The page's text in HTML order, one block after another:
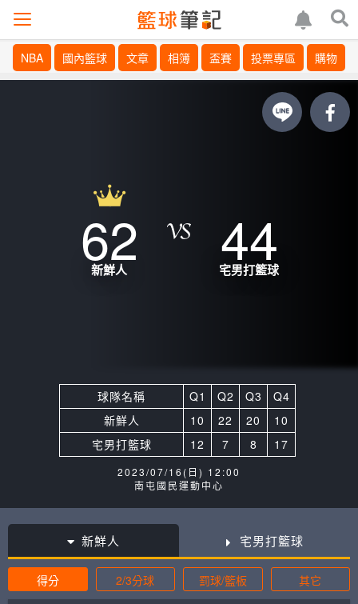
NBA 國內籃球 文章 相簿 盃賽 投票專區 購物
62
新鮮人 44
宅男打籃球
球隊名稱 Q1 Q2 Q3
Q4
新鮮人
10 22 20
10
宅男打籃球
12 7 8 17
2023/07/16(日) 12:00
南屯國民運動中心
新鮮人 宅男打籃球
得分 2/3分球 罰球/籃板 其它